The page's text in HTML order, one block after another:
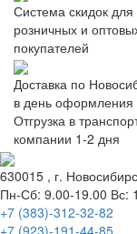
Система скидок для
розничных и
покупателей
Доставка по
в день оформления
Отгрузка в
компании 1-2 дня
630015 , г.
Пн-Сб: 9.00-19.00 Вс:
+7 (383)-312-32-82
+7 (923)-191-44-85